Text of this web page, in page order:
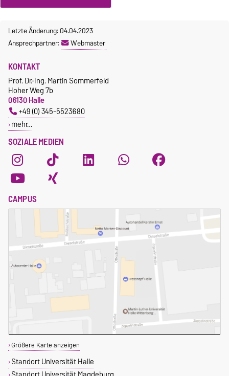
Letzte Änderung: 04.04.2023
Ansprechpartner:
Webmaster
SOZIALE MEDIEN
KONTAKT
Prof. Dr.-Ing. Martin Sommerfeld
Hoher Weg 7b
06130 Halle
+49 (0) 345-5523680
mehr…
CAMPUS
Größere Karte anzeigen
Standort Universität Halle